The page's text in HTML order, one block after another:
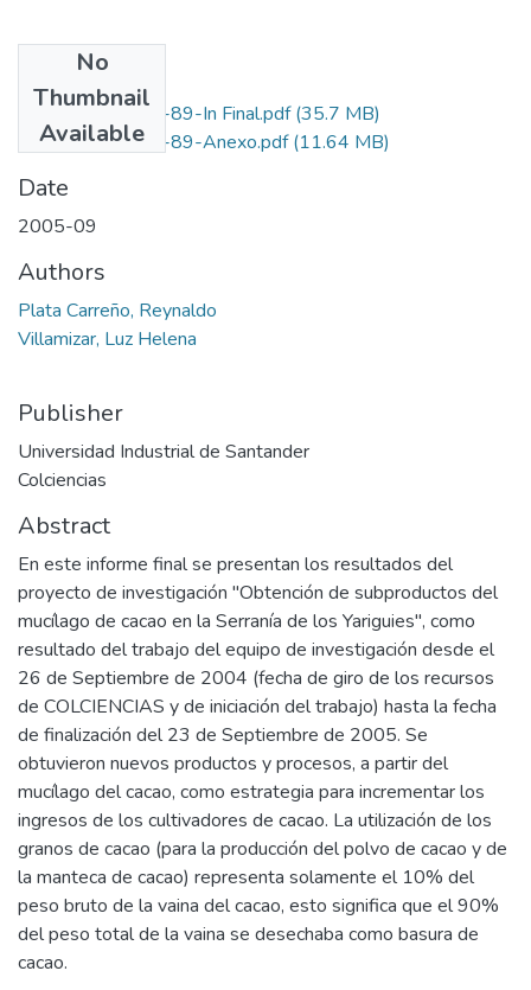
No
Thumbnail
Available
1102-07-141-89-In Final.pdf(35.7 MB)
1102-07-141-89-Anexo.pdf(11.64 MB)
Date
2005-09
Authors
Plata Carreño, Reynaldo
Villamizar, Luz Helena
Publisher
Universidad Industrial de Santander
Colciencias
Abstract
En este informe final se presentan los resultados del
proyecto de investigación "Obtención de subproductos del
mucílago de cacao en la Serranía de los Yariguies", como
resultado del trabajo del equipo de investigación desde el
26 de Septiembre de 2004 (fecha de giro de los recursos
de COLCIENCIAS y de iniciación del trabajo) hasta la fecha
de finalización del 23 de Septiembre de 2005. Se
obtuvieron nuevos productos y procesos, a partir del
mucílago del cacao, como estrategia para incrementar los
ingresos de los cultivadores de cacao. La utilización de los
granos de cacao (para la producción del polvo de cacao y de
la manteca de cacao) representa solamente el 10% del
peso bruto de la vaina del cacao, esto significa que el 90%
del peso total de la vaina se desechaba como basura de
cacao.